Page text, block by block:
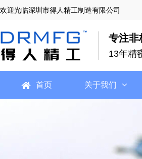
欢迎光临深圳市得人精工制造有限公司
专注非
13年精
首页 关于我们